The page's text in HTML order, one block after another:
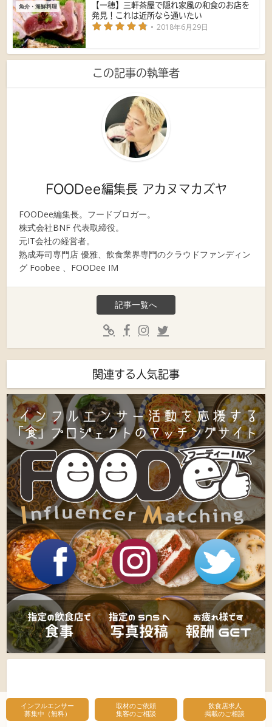
魚介・海鮮料理
【一穂】三軒茶屋で隠れ家風の和食のお店を
発見！これは近所なら通いたい
2018年6月29日
この記事の執筆者
FOODee編集長 アカヌマカズヤ
FOODee編集長。フードブロガー。
株式会社BNF 代表取締役。
元IT会社の経営者。
熟成寿司専門店 優雅、飲食業界専門のクラウドファンディン
グ Foobee 、FOODee IM
記事一覧へ
インフルエンサー
募集中（無料）
取材のご依頼
集客のご相談
飲食店求人
掲載のご相談
関連する人気記事